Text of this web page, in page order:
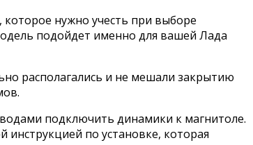
которое нужно учесть при выборе
подойдет именно для вашей Лада
располагались и не мешали закрытию
подключить динамики к магнитоле.
инструкцией по установке, которая